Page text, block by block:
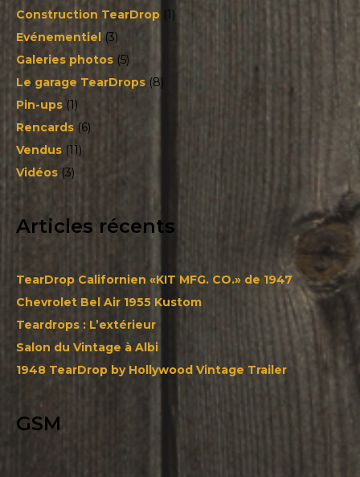
Construction TearDrop (1)
Evénementiel(3)
Galeries photos (5)
Le garage TearDrops (8)
Pin-ups (1)
Rencards (6)
Vendus (11)
Vidéos (3)
Articles récents
TearDrop Californien «KIT MFG. CO.» de 1947
Chevrolet Bel Air 1955 Kustom
Teardrops : L’extérieur
Salon du Vintage à Albi
1948 TearDrop by Hollywood Vintage Trailer
GSM